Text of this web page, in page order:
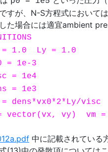
すが、N-S方程式において
た場合には適宜ambient
1.0 Ly = 1.0
= 1e-3 {
= 1e4 {
= 1e3 {
dens*vx0*2*Ly/
vy) vm =
中に記載されている